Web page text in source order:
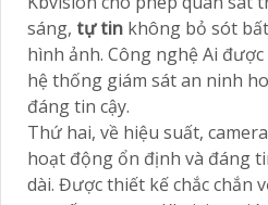
sáng, tự tin không bỏ sót
hình ảnh. Công nghệ Ai
hệ thống giám sát an ninh
đáng tin cậy.
Thứ hai, về hiệu suất,
hoạt động ổn định và đáng
dài. Được thiết kế chắc chắn